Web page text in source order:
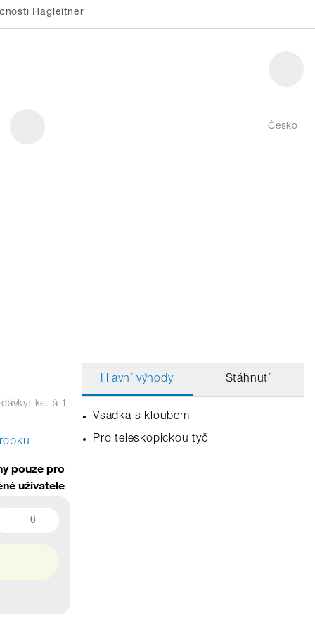
Hagleitner
Česko
ks. à 1
pouze pro
uživatele
6
Hlavní výhody Stáhnutí
Vsadka s kloubem
Pro teleskopickou tyč